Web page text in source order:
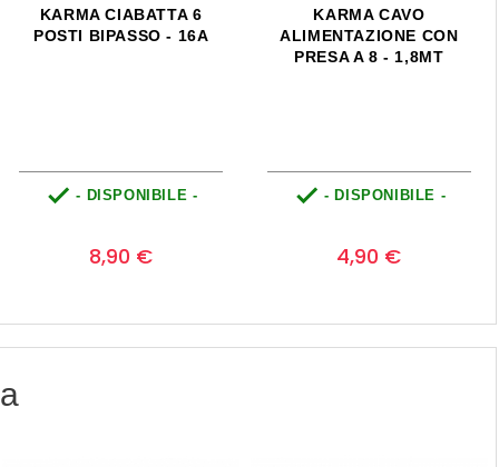
KARMA CAVO
ALIMENTAZIONE - 1,8MT
 - DISPONIBILE -
8,00 €
KARMA CAVO MINIJACK
3,5MM - 0,6MT
RIAVVOLGIBILE
 - DISPONIBILE -
5,90 €